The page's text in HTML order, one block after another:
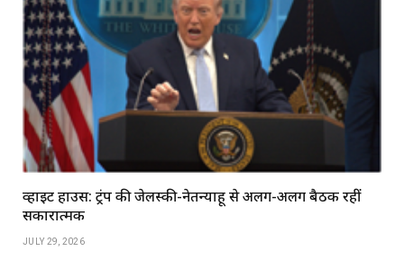
व्हाइट हाउस: ट्रंप की जेलेंस्की-नेतन्याहू से अलग-अलग बैठकें रहीं
सकारात्मक
JULY 29, 2026